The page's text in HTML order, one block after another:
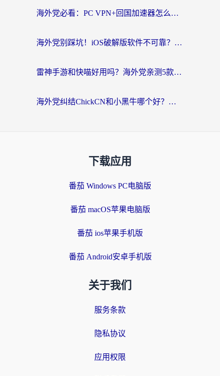
海外党必看：PC VPN+回国加速器怎么选？无缝访问国内资源全攻略
海外党别踩坑！iOS破解版软件不可靠？教你选对回国加速器无缝看国内资源
雷神手游和快喵好用吗？海外党亲测5款回国加速器，附斧牛Bling对比+微信视频号解决办法
海外党纠结ChickCN和小黑牛哪个好？一篇帮你选对回国加速器的实用指南
下载应用
番茄 Windows PC电脑版
番茄 macOS苹果电脑版
番茄 ios苹果手机版
番茄 Android安卓手机版
关于我们
服务条款
隐私协议
应用权限